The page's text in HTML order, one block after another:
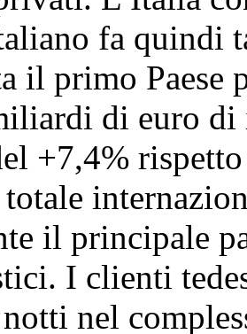
fa quindi
il primo Paese
di euro
+7,4%
il principale
I clienti
nel